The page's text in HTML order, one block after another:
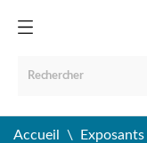
Accueil Exposants